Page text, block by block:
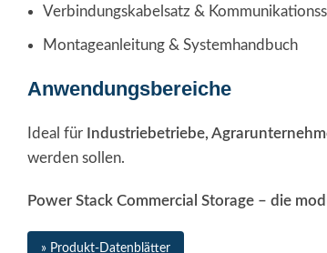
Verbindungskabelsatz &
Montageanleitung & Systemhandbuch
Anwendungsbereiche
Ideal für Industriebetriebe,
werden sollen.
Power Stack Commercial Storage – die
» Produkt-Datenblätter